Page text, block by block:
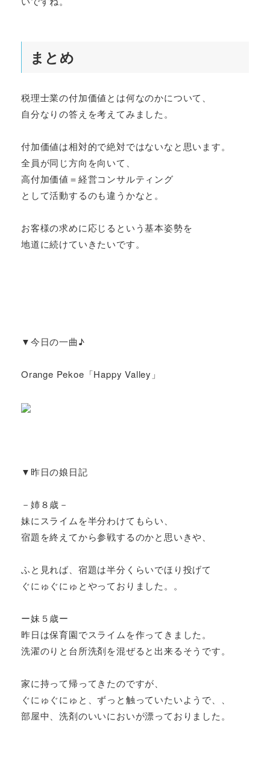
まとめ
税理士業の付加価値とは何なのかについて、
自分なりの答えを考えてみました。
付加価値は相対的で絶対ではないなと思います。
全員が同じ方向を向いて、
高付加価値＝経営コンサルティング
として活動するのも違うかなと。
お客様の求めに応じるという基本姿勢を
地道に続けていきたいです。
▼今日の一曲♪
Orange Pekoe「Happy Valley」
▼昨日の娘日記
－姉８歳－
妹にスライムを半分わけてもらい、
宿題を終えてから参戦するのかと思いきや、
ふと見れば、宿題は半分くらいでほり投げて
ぐにゅぐにゅとやっておりました。。
ー妹５歳ー
昨日は保育園でスライムを作ってきました。
洗濯のりと台所洗剤を混ぜると出来るそうです。
家に持って帰ってきたのですが、
ぐにゅぐにゅと、ずっと触っていたいようで、、
部屋中、洗剤のいいにおいが漂っておりました。